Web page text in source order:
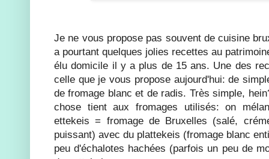
Je ne vous propose pas souvent de cuisine
a pourtant quelques jolies recettes au
élu domicile il y a plus de 15 ans. Une des
celle que je vous propose aujourd'hui: de
de fromage blanc et de radis. Très simple,
chose tient aux fromages utilisés: on
ettekeis = fromage de Bruxelles (salé,
puissant) avec du plattekeis (fromage blanc
peu d'échalotes hachées (parfois un peu de